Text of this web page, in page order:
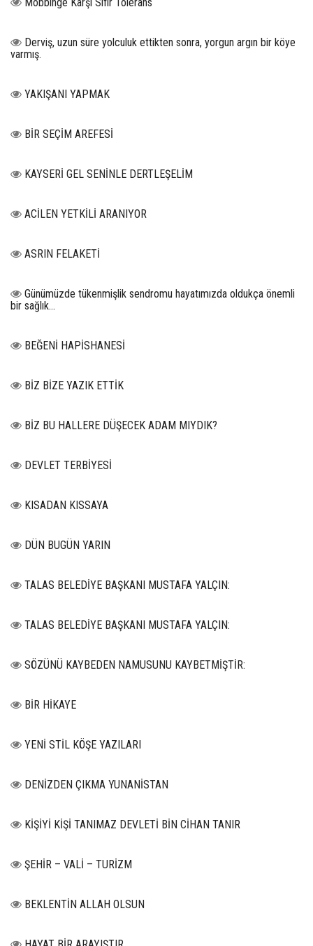
Mobbinge Karşı Sıfır Tolerans
Derviş, uzun süre yolculuk ettikten sonra, yorgun argın bir köye
varmış.
YAKIŞANI YAPMAK
BİR SEÇİM AREFESİ
KAYSERİ GEL SENİNLE DERTLEŞELİM
ACİLEN YETKİLİ ARANIYOR
ASRIN FELAKETİ
Günümüzde tükenmişlik sendromu hayatımızda oldukça önemli
bir sağlık...
BEĞENİ HAPİSHANESİ
BİZ BİZE YAZIK ETTİK
BİZ BU HALLERE DÜŞECEK ADAM MIYDIK?
DEVLET TERBİYESİ
KISADAN KISSAYA
DÜN BUGÜN YARIN
TALAS BELEDİYE BAŞKANI MUSTAFA YALÇIN:
TALAS BELEDİYE BAŞKANI MUSTAFA YALÇIN:
SÖZÜNÜ KAYBEDEN NAMUSUNU KAYBETMİŞTİR:
BİR HİKAYE
YENİ STİL KÖŞE YAZILARI
DENİZDEN ÇIKMA YUNANİSTAN
KİŞİYİ KİŞİ TANIMAZ DEVLETİ BİN CİHAN TANIR
ŞEHİR – VALİ – TURİZM
BEKLENTİN ALLAH OLSUN